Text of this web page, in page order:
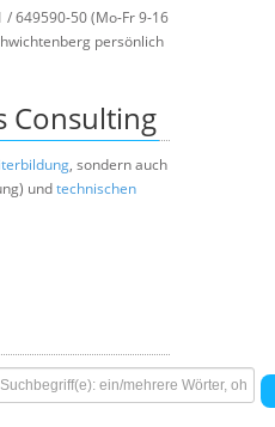
/ 649590-50 (Mo-Fr 9-16
persönlich
Consulting
, sondern auch
undtechnischen